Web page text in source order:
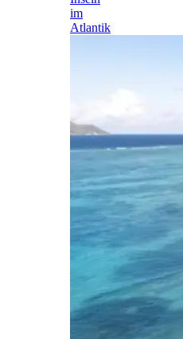
im
Atlantik